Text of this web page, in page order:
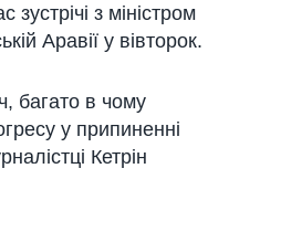
з міністром
Аравії у вівторок.
багато в чому
у припиненні
Кетрін